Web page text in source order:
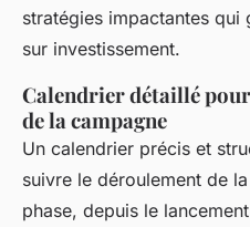
stratégies impactantes qui
sur investissement.
Calendrier détaillé
de la campagne
Un calendrier précis et
suivre le déroulement de
phase, depuis le